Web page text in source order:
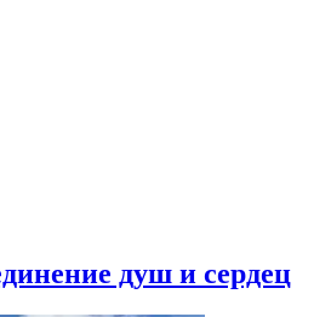
душ и сердец